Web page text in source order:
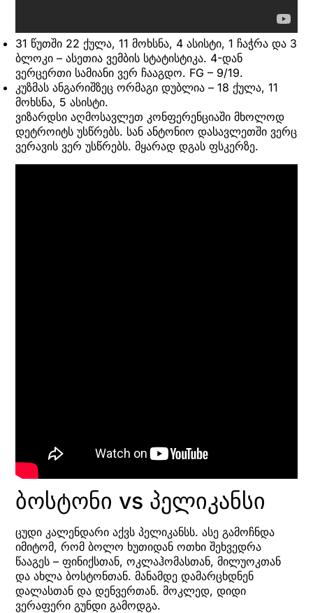
31 წუთში 22 ქულა, 11 მოხსნა, 4 ასისტი, 1 ჩაჭრა და 3
ბლოკი – ასეთია ვემბის სტატისტიკა. 4-დან
ვერცერთი სამიანი ვერ ჩააგდო. FG – 9/19.
კუზმას ანგარიშზეც ორმაგი დუბლია – 18 ქულა, 11
მოხსნა, 5 ასისტი.
ვიზარდსი აღმოსავლეთ კონფერენციაში მხოლოდ
დეტროიტს უსწრებს. სან ანტონიო დასავლეთში ვერც
ვერავის ვერ უსწრებს. მყარად დგას ფსკერზე.
ბოსტონი vs პელიკანსი
ცუდი კალენდარი აქვს პელიკანსს. ასე გამოჩნდა
იმიტომ, რომ ბოლო ხუთიდან ოთხი შეხვედრა
წააგეს – ფინიქსთან, ოკლაჰომასთან, მილუოკთან
და ახლა ბოსტონთან. მანამდე დამარცხდნენ
დალასთან და დენვერთან. მოკლედ, დიდი
ვერაფერი გუნდი გამოდგა.